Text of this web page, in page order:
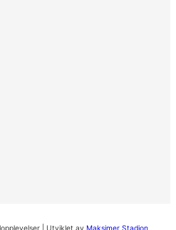
| Utviklet av Maksimer Stadion